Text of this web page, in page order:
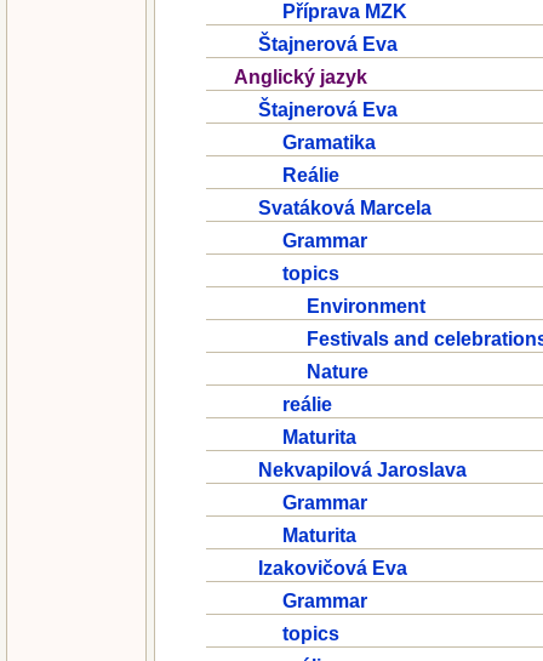
Příprava MZK
Štajnerová Eva
Anglický jazyk
Štajnerová Eva
Gramatika
Reálie
Svatáková Marcela
Grammar
topics
Environment
Festivals and
Nature
reálie
Maturita
Nekvapilová Jaroslava
Grammar
Maturita
Izakovičová Eva
Grammar
topics